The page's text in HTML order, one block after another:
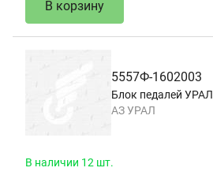
В корзину
5557Ф-1602003
Блок педалей УРАЛ
АЗ УРАЛ
В наличии 12 шт.